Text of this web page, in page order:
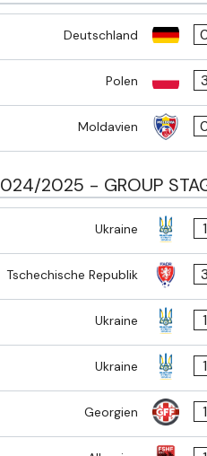
Deutschland
Polen 3
Moldavien
2025 - GROUP
Ukraine 1
Tschechische Republik 3
Ukraine 1
Ukraine 1
Georgien 1